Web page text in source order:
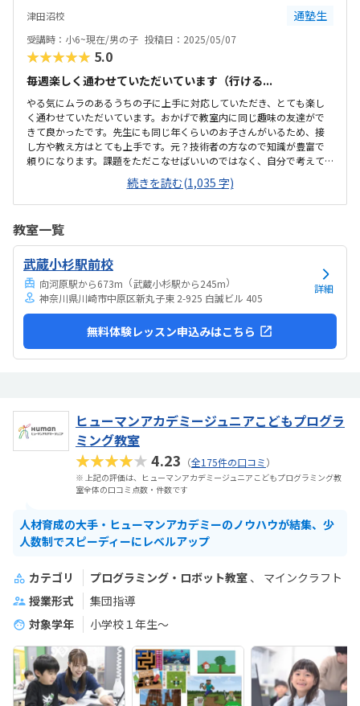
す。教室の雰囲気も落ち着いていて良かったです。決して安い料金とは
いえませんが、教材や設備、その他諸々考慮すると、妥当な料金設定
だと思います。体験教室の時間設定が、通常の授業...
津田沼校 通塾生
受講時：小6~現在/男の子 投稿日：2025/05/07
★★★★★ 5.0
毎週楽しく通わせていただいています（行ける...
やる気にムラのあるうちの子に上手に対応していただき、とても楽し
く通わせていただいています。おかげで教室内に同じ趣味の友達がで
きて良かったです。先生にも同じ年くらいのお子さんがいるため、接
し方や教え方はとても上手です。元？技術者の方なので知識が豊富で
頼りになります。課題をただこなせばいいのではなく、自分で考えて
ちゃんと理解できるようになるように指導して下さり、本当に将来に
つながるように考えてくれていてとてもありがたいです。プログラミ
ングコンテストや検定試験のことを一緒に調べてくれたり、情報をく
人のレベルに合わせて授業が進んでいきます。ただ動画を見るだけで
はなくちゃんと理解してるかの確認テストのようなものもあります。
どこまで進んでいるのか？確認テストは出来ているのか？が保護者の
メールに送られてくるので、教室でちゃんと勉強してい...
続きを読む(1,035 字)
教室一覧
武蔵小杉駅前校
向河原駅から673m （武蔵小杉駅から245m）
神奈川県川崎市中原区新丸子東 2-925 白誠ビル 405
詳細
無料体験レッスン申込みはこちら
ヒューマンアカデミージュニアこどもプログラ
ミング教室
★★★★★4.23 （全175件の口コミ）
※ 上記の評価は、ヒューマンアカデミージュニアこどもプログラミング教
室全体の口コミ点数・件数です
人材育成の大手・ヒューマンアカデミーのノウハウが結集、少
人数制でスピーディーにレベルアップ
カテゴリ プログラミング・ロボット教室
マインクラフト
授業形式
集団指導
対象学年
小学校１年生〜